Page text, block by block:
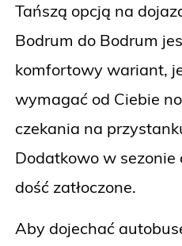
Tańszą opcją na
Bodrum do Bodrum
komfortowy wariant,
wymagać od Ciebie
czekania na
Dodatkowo w
dość zatłoczone.
Aby dojechać